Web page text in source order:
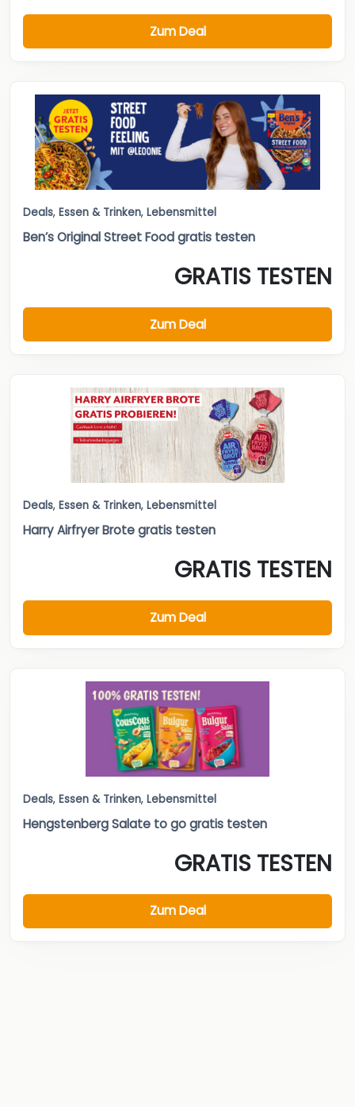
Zum Deal
Deals, Essen & Trinken, Lebensmittel
Ben’s Original Street Food gratis testen
GRATIS TESTEN
Zum Deal
Deals, Essen & Trinken, Lebensmittel
Harry Airfryer Brote gratis testen
GRATIS TESTEN
Zum Deal
Deals, Essen & Trinken, Lebensmittel
Hengstenberg Salate to go gratis testen
GRATIS TESTEN
Zum Deal